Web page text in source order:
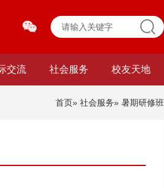
交流 社会服务 校友天地
首页» 社会服务» 暑期研修班